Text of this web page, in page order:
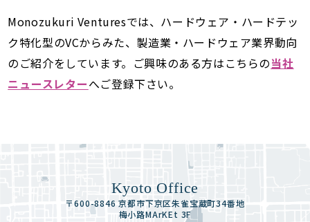
Monozukuri Venturesでは、ハードウェア・ハードテッ
ク特化型のVCからみた、製造業・ハードウェア業界動向
のご紹介をしています。ご興味のある方はこちらの当社
ニュースレターへご登録下さい。
Kyoto Office
〒600-8846 京都市下京区朱雀宝蔵町34番地
梅小路MArKEt 3F